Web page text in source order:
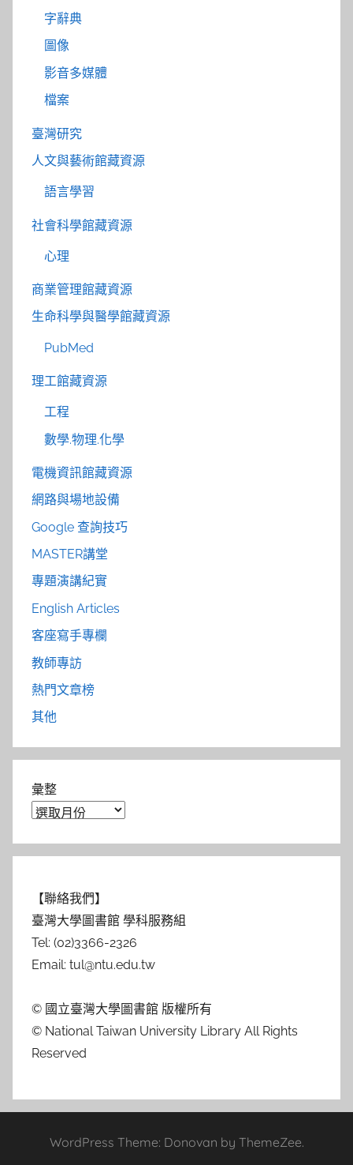
字辭典
圖像
影音多媒體
檔案
臺灣研究
人文與藝術館藏資源
語言學習
社會科學館藏資源
心理
商業管理館藏資源
生命科學與醫學館藏資源
PubMed
理工館藏資源
工程
數學.物理.化學
電機資訊館藏資源
網路與場地設備
Google 查詢技巧
MASTER講堂
專題演講紀實
English Articles
客座寫手專欄
教師專訪
熱門文章榜
其他
彙整
【聯絡我們】
臺灣大學圖書館 學科服務組
Tel: (02)3366-2326
Email: tul@ntu.edu.tw
© 國立臺灣大學圖書館 版權所有
© National Taiwan University Library All Rights
Reserved
WordPress Theme: Donovan by ThemeZee.